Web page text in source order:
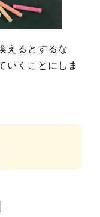
えるとするな
いくことにしま